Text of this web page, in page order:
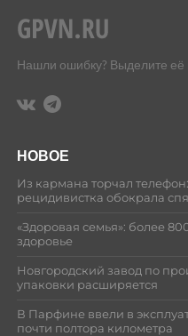
Нашли ошибку? Выделите её
НОВОЕ
Из кармана торчал
рецидивистка обокрала
«Здоровая семья»: более
здоровье
Новгородский завод по
упаковки расширяется
В Парфине ввели в
почти полтора километра